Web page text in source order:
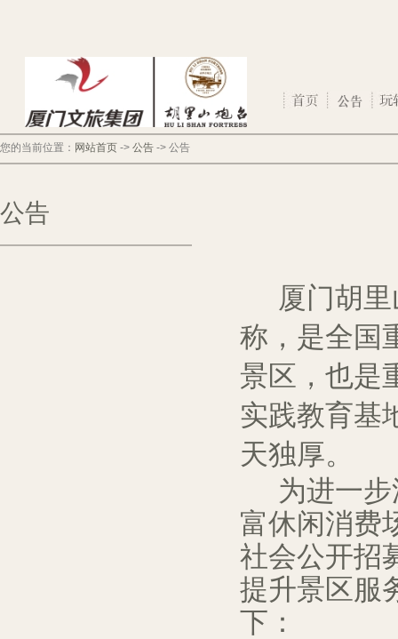
您的当前位置： 网站首页 -> 公告 -> 公告
公告
厦门胡
称，是全国
景区，也是
实践教育基
天独厚。
为进一
富休闲消费
社会公开招
提升景区服
下：